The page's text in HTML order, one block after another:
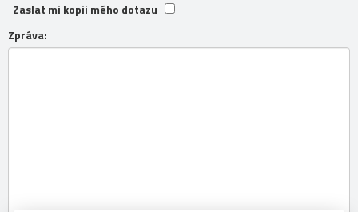
Zaslat mi kopii mého dotazu
Zpráva: